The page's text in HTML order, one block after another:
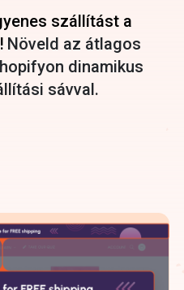
szállítást a
Növeld az átlagos
dinamikus
sávval.